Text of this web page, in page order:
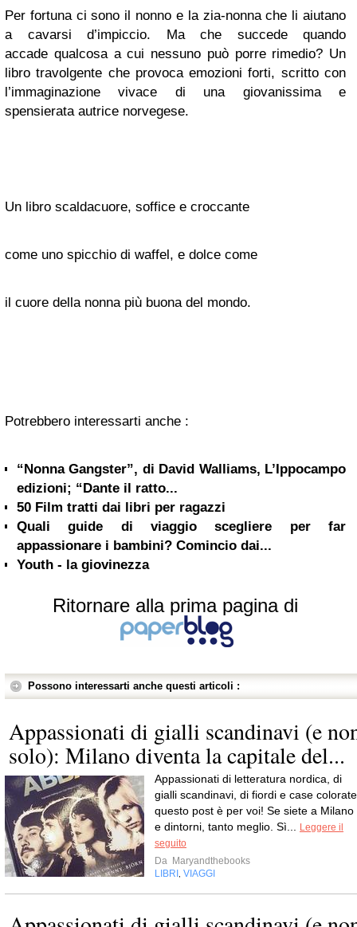
Per fortuna ci sono il nonno e la zia-nonna che li aiutano
a cavarsi d’impiccio. Ma che succede quando
accade qualcosa a cui nessuno può porre rimedio? Un
libro travolgente che provoca emozioni forti, scritto con
l’immaginazione vivace di una giovanissima e
spensierata autrice norvegese.
Un libro scaldacuore, soffice e croccante
come uno spicchio di waffel, e dolce come
il cuore della nonna più buona del mondo.
Potrebbero interessarti anche :
“Nonna Gangster”, di David Walliams, L’Ippocampo
edizioni; “Dante il ratto...
50 Film tratti dai libri per ragazzi
Quali guide di viaggio scegliere per far
appassionare i bambini? Comincio dai...
Youth - la giovinezza
Ritornare alla prima pagina di
Possono interessarti anche questi articoli :
Appassionati di gialli scandinavi (e
solo): Milano diventa la capitale del...
Appassionati di letteratura nordica, di
gialli scandinavi, di fiordi e case
questo post è per voi! Se siete a Milano
e dintorni, tanto meglio. Sì...
Leggere il
seguito
Da Maryandthebooks
LIBRI
VIAGGI